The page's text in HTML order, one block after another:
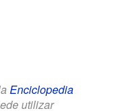
Enciclopedia
utilizar